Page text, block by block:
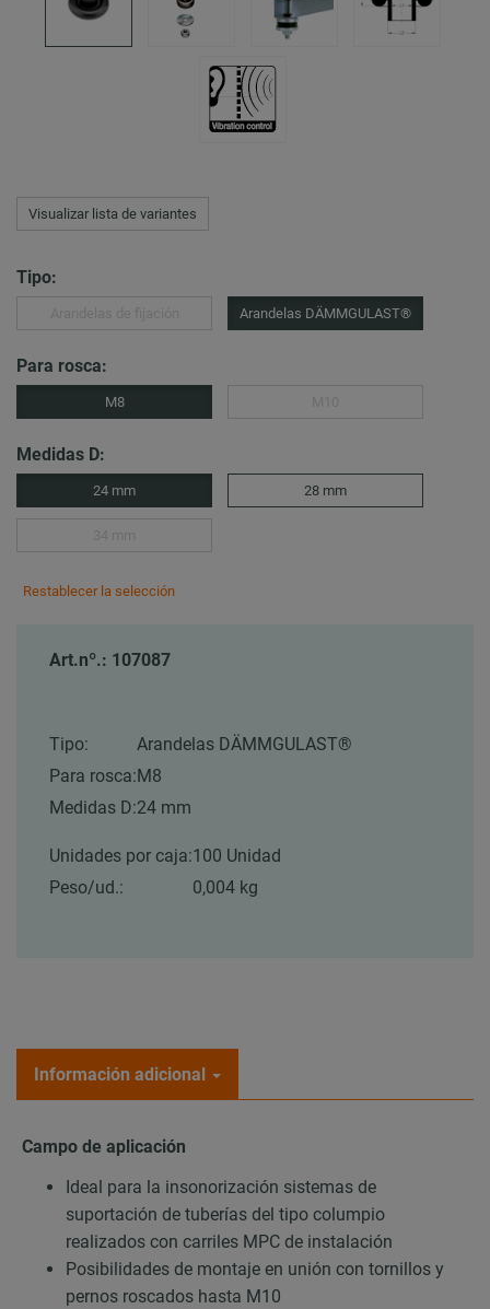
Visualizar lista de variantes
Tipo:
Arandelas DÄMMGULAST®
Para rosca:
M8
Medidas D:
24 mm 28 mm
Restablecer la selección
Art.nº.: 107087
Tipo:
Arandelas DÄMMGULAST®
Para rosca:M8
Medidas D:24 mm
Unidades por caja:100 Unidad
Peso/ud.:
0,004 kg
Información adicional
Campo de aplicación
Ideal para la insonorización sistemas de
suportación de tuberías del tipo columpio
realizados con carriles MPC de instalación
Posibilidades de montaje en unión con tornillos y
pernos roscados hasta M10